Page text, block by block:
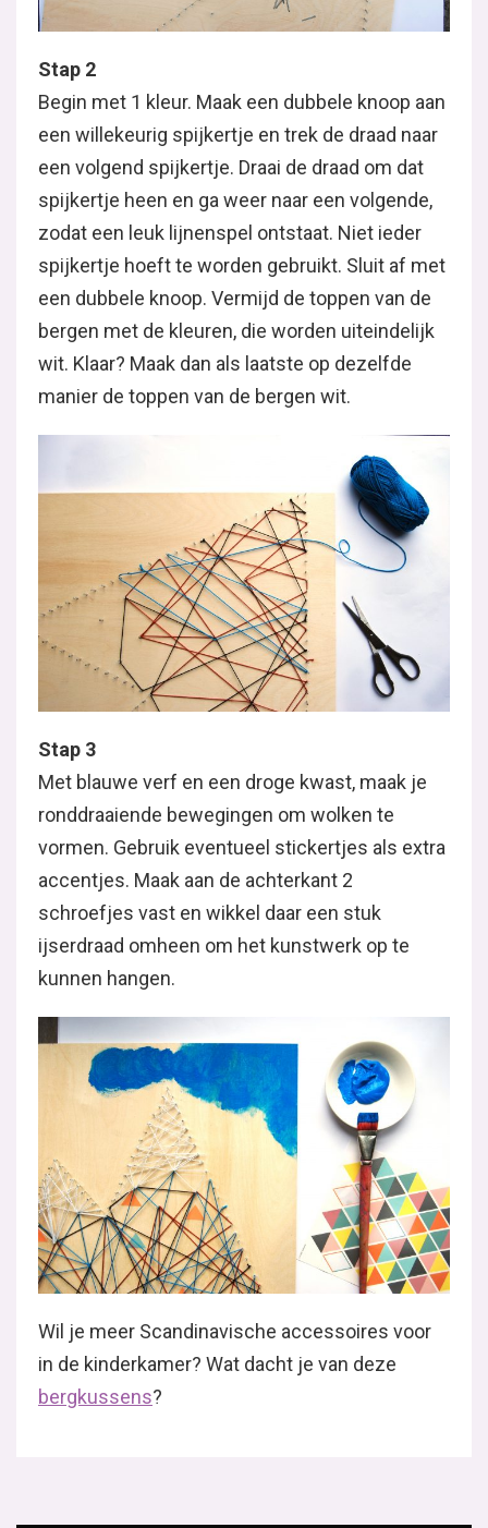
Stap 2
Begin met 1 kleur. Maak een dubbele knoop aan
een willekeurig spijkertje en trek de draad naar
een volgend spijkertje. Draai de draad om dat
spijkertje heen en ga weer naar een volgende,
zodat een leuk lijnenspel ontstaat. Niet ieder
spijkertje hoeft te worden gebruikt. Sluit af met
een dubbele knoop. Vermijd de toppen van de
bergen met de kleuren, die worden uiteindelijk
wit. Klaar? Maak dan als laatste op dezelfde
manier de toppen van de bergen wit.
Stap 3
Met blauwe verf en een droge kwast, maak je
ronddraaiende bewegingen om wolken te
vormen. Gebruik eventueel stickertjes als extra
accentjes. Maak aan de achterkant 2
schroefjes vast en wikkel daar een stuk
ijserdraad omheen om het kunstwerk op te
kunnen hangen.
Wil je meer Scandinavische accessoires voor
in de kinderkamer? Wat dacht je van deze
bergkussens?